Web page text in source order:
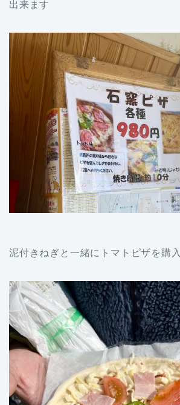
出来ます
泥付きねぎと一緒にトマトピザを購入